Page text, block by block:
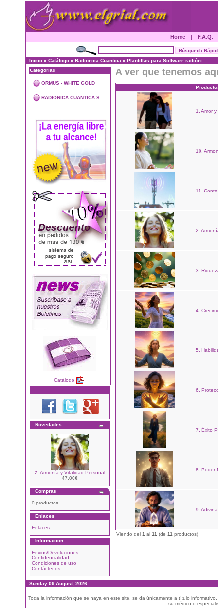
Home | F.A.Q.
Inicio » Catálogo » Radionica Cuantica » Plantillas para Software radióni
Categorias
ORMUS - WHITE GOLD
RADIONICA CUANTICA »
Catálogo
Novedades
2. Armonía y Vitalidad Personal
47.00€
Compras
0 productos
Enlaces
Enlaces
Información
Envios/Devoluciones
Confidencialidad
Condiciones de uso
Contáctenos
A ver que tenemos
1. Amor
10.
11.
2.
3.
4.
5.
6.
7. Éxito
8. Poder
9.
Viendo del 1 al 11 (de 11 productos)
Sunday 09 August, 2026
Toda la información que se haya en este site, se da únicamente a título
su médico o